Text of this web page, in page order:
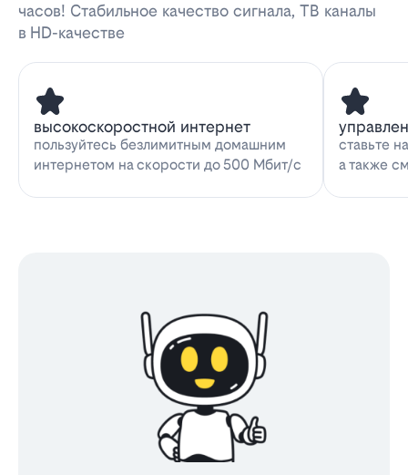
часов! Стабильное качество сигнала, ТВ каналы
в HD-качестве
высокоскоростной интернет
пользуйтесь безлимитным домашним
интернетом на скорости до 500 Мбит/с
ставьте
а также